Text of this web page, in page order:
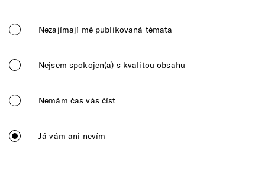
Nezajímají mě publikovaná témata
Nejsem spokojen(a) s kvalitou obsahu
Nemám čas vás číst
Já vám ani nevím